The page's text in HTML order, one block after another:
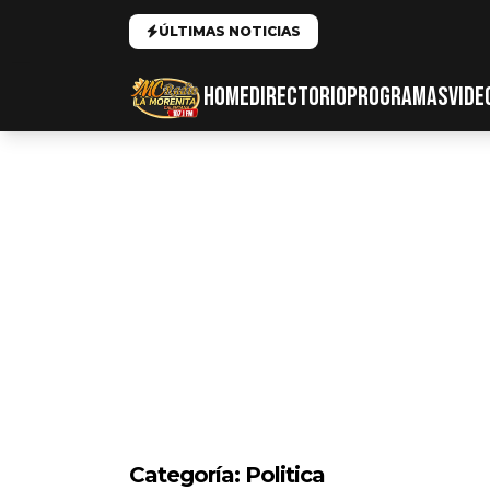
ÚLTIMAS NOTICIAS
HOMEDIRECTORIOPROGRAMAS
Categoría: Politica